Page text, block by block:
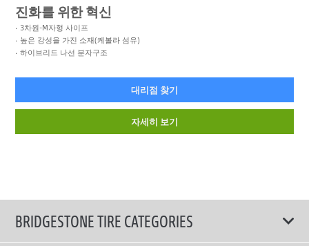
진화를 위한 혁신
3차원-M자형 사이프
높은 강성을 가진 소재(케볼라 섬유)
하이브리드 나선 분자구조
대리점 찾기
자세히 보기
BRIDGESTONE TIRE CATEGORIES